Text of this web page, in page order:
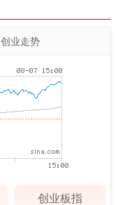
创业走势
创业板指